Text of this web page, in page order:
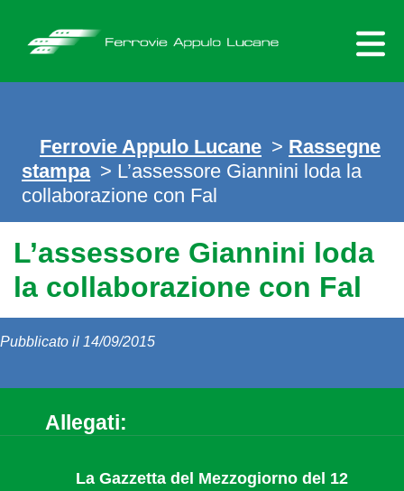
content
Ferrovie Appulo Lucane > Rassegne
stampa > L’assessore Giannini loda la
collaborazione con Fal
L’assessore Giannini loda
la collaborazione con Fal
Pubblicato il 14/09/2015
Allegati:
La Gazzetta del Mezzogiorno del 12